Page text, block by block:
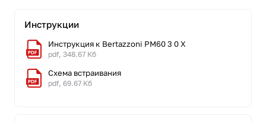
Инструкции
Инструкция к Bertazzoni PM60 3 0 X
pdf, 348.67 Кб
Схема встраивания
pdf, 69.67 Кб